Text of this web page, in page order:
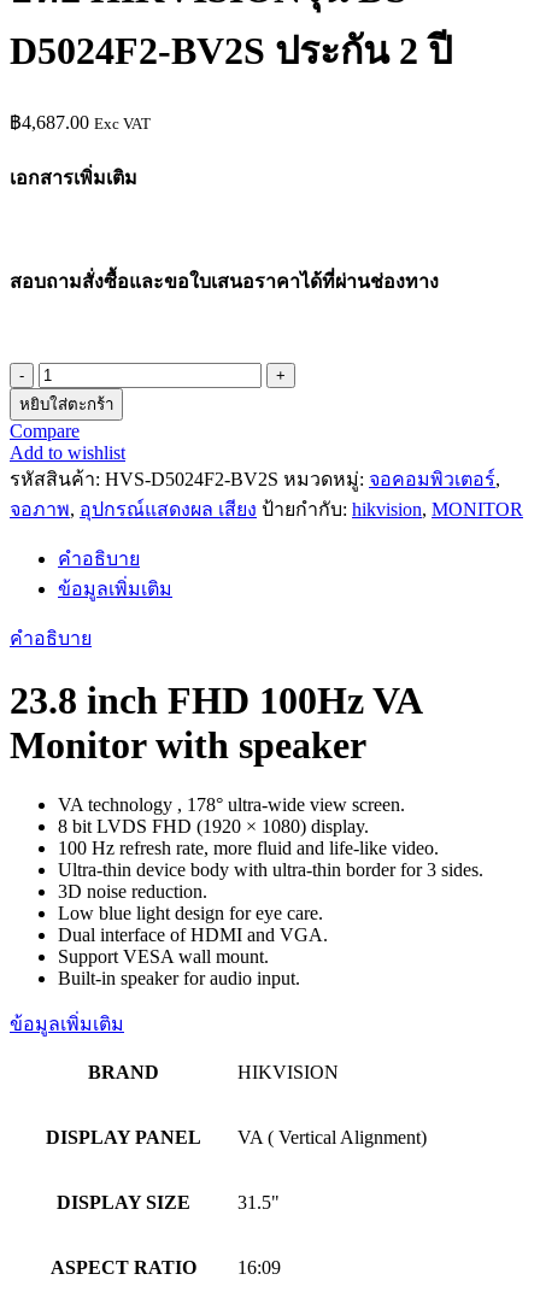
D5024F2-BV2S ประกัน 2 ปี
฿4,687.00 Exc VAT
เอกสารเพิ่มเติม
สอบถามสั่งซื้อและขอใบเสนอราคาได้ที่ผ่านช่องทาง
หยิบใส่ตะกร้า
Compare
Add to wishlist
รหัสสินค้า: HVS-D5024F2-BV2S หมวดหมู่: จอคอมพิวเตอร์,
จอภาพ, อุปกรณ์แสดงผล เสียง ป้ายกำกับ: hikvision, MONITOR
คำอธิบาย
ข้อมูลเพิ่มเติม
คำอธิบาย
23.8 inch FHD 100Hz VA
Monitor with speaker
VA technology , 178° ultra-wide view screen.
8 bit LVDS FHD (1920 × 1080) display.
100 Hz refresh rate, more fluid and life-like video.
Ultra-thin device body with ultra-thin border for 3 sides.
3D noise reduction.
Low blue light design for eye care.
Dual interface of HDMI and VGA.
Support VESA wall mount.
Built-in speaker for audio input.
ข้อมูลเพิ่มเติม
BRAND HIKVISION
DISPLAY PANEL VA ( Vertical Alignment)
DISPLAY SIZE 31.5"
ASPECT RATIO 16:09